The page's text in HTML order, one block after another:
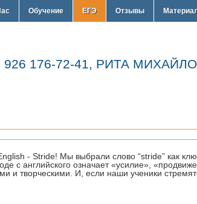
Обучение ЕГЭ Отзывы
176-72-41, РИТА
- Stride! Мы выбрали слово “stride” как
с английского означает «усилие»,
и творческими. И, если наши ученики